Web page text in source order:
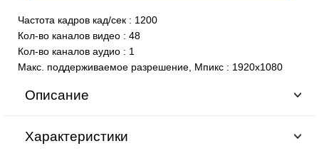
Частота кадров кад/сек : 1200
Кол-во каналов видео : 48
Кол-во каналов аудио : 1
Макс. поддерживаемое разрешение, Мпикс : 1920х1080
Описание
Характеристики